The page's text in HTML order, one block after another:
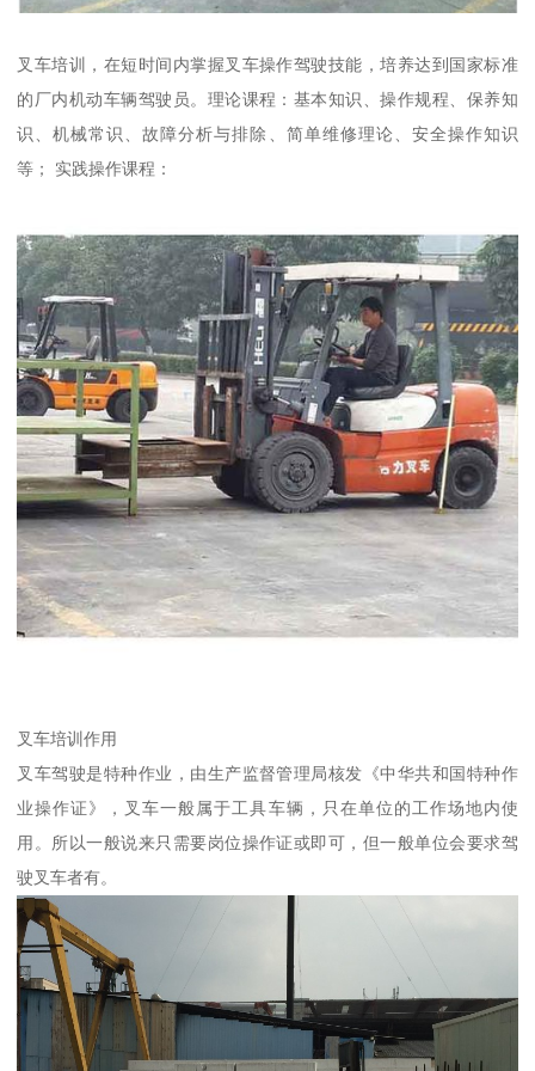
叉车培训，在短时间内掌握叉车操作驾驶技能，培养达到国家标准
的厂内机动车辆驾驶员。理论课程：基本知识、操作规程、保养知
识、机械常识、故障分析与排除、简单维修理论、安全操作知识
等； 实践操作课程：
叉车培训作用
叉车驾驶是特种作业，由生产监督管理局核发《中华共和国特种作
业操作证》，叉车一般属于工具车辆，只在单位的工作场地内使
用。所以一般说来只需要岗位操作证或即可，但一般单位会要求驾
驶叉车者有。